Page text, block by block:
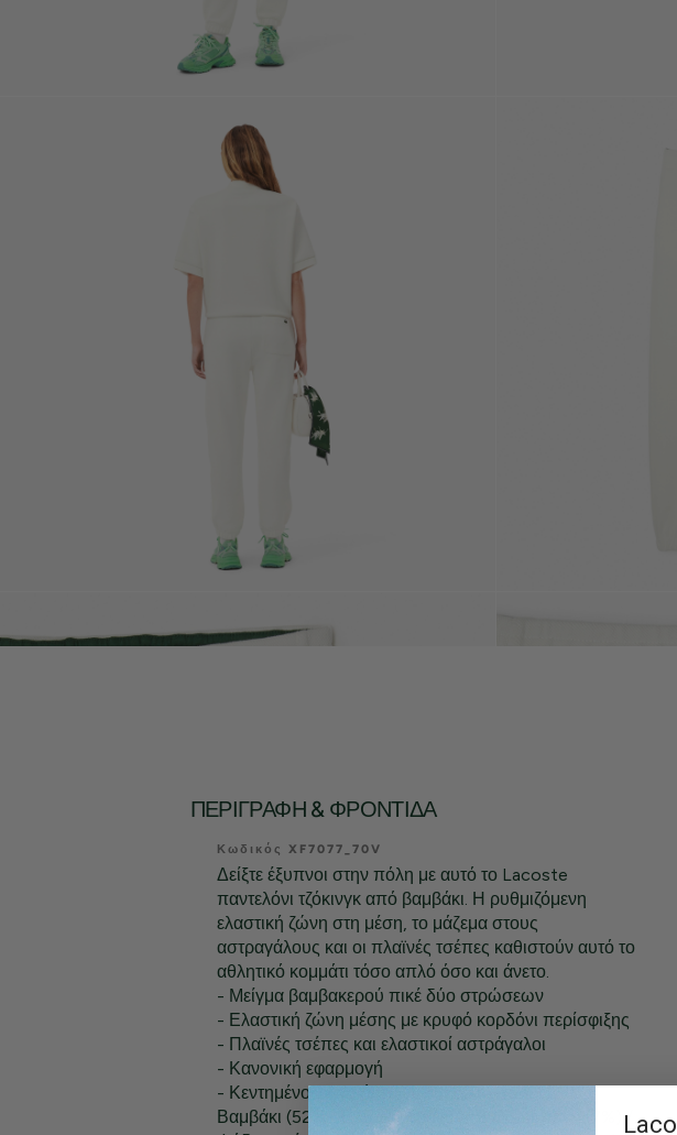
ΠΕΡΙΓΡΑΦΉ & ΦΡΟΝΤΊΔΑ
Κωδικός XF7077_70V
Δείξτε έξυπνοι στην πόλη με αυτό το Lacoste
παντελόνι τζόκινγκ από βαμβάκι. Η ρυθμιζόμενη
ελαστική ζώνη στη μέση, το μάζεμα στους
αστραγάλους και οι πλαϊνές τσέπες καθιστούν αυτό το
αθλητικό κομμάτι τόσο απλό όσο και άνετο.
- Μείγμα βαμβακερού πικέ δύο στρώσεων
- Ελαστική ζώνη μέσης με κρυφό κορδόνι περίσφιξης
- Πλαϊνές τσέπες και ελαστικοί αστράγαλοι
- Κανονική εφαρμογή
- Κεντημένος κροκόδειλος tone-on-tone
Βαμβάκι (52%), Πολυεστέρας (41%), Ελαστάνη (7%) /